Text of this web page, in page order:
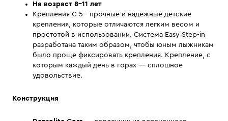
На возраст 8-11 лет
Крепления С 5 - прочные и надежные детские
крепления, которые отличаются легким весом и
простотой в использовании. Система Easy Step-in
разработана таким образом, чтобы юным лыжникам
было проще фиксировать крепления. Крепление, с
которым каждый день в горах — сплошное
удовольствие.
Конструкция